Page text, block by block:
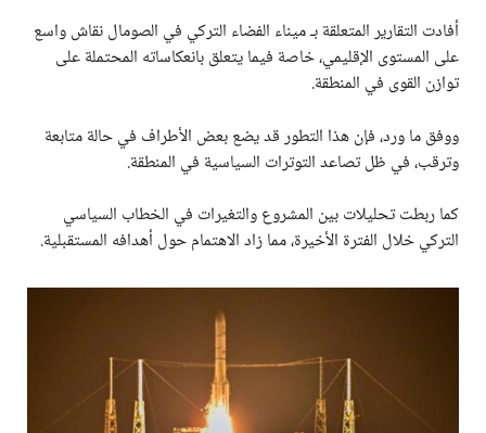
أفادت التقارير المتعلقة بـ ميناء الفضاء التركي في الصومال نقاش واسع
على المستوى الإقليمي، خاصة فيما يتعلق بانعكاساته المحتملة على
توازن القوى في المنطقة.
ووفق ما ورد، فإن هذا التطور قد يضع بعض الأطراف في حالة متابعة
وترقب، في ظل تصاعد التوترات السياسية في المنطقة.
كما ربطت تحليلات بين المشروع والتغيرات في الخطاب السياسي
التركي خلال الفترة الأخيرة، مما زاد الاهتمام حول أهدافه المستقبلية.